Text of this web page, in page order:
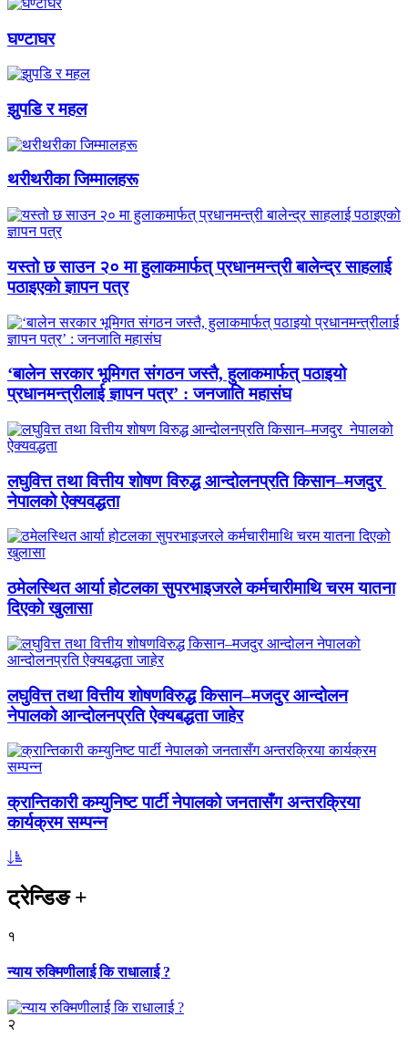
घण्टाघर
झुपडि र महल
थरीथरीका जिम्मालहरू
यस्तो छ साउन २० मा हुलाकमार्फत् प्रधानमन्त्री बालेन्द्र साहलाई
पठाइएको ज्ञापन पत्र
‘बालेन सरकार भूमिगत संगठन जस्तै, हुलाकमार्फत् पठाइयो
प्रधानमन्त्रीलाई ज्ञापन पत्र’ : जनजाति महासंघ
लघुवित्त तथा वित्तीय शोषण विरुद्ध आन्दोलनप्रति किसान–मजदुर
नेपालको ऐक्यवद्धता
ठमेलस्थित आर्या होटलका सुपरभाइजरले कर्मचारीमाथि चरम यातना
दिएको खुलासा
लघुवित्त तथा वित्तीय शोषणविरुद्ध किसान–मजदुर आन्दोलन
नेपालको आन्दोलनप्रति ऐक्यबद्धता जाहेर
क्रान्तिकारी कम्युनिष्ट पार्टी नेपालको जनतासँग अन्तरक्रिया
कार्यक्रम सम्पन्न
ट्रेन्डिङ+
१
न्याय रुक्मिणीलाई कि राधालाई ?
२